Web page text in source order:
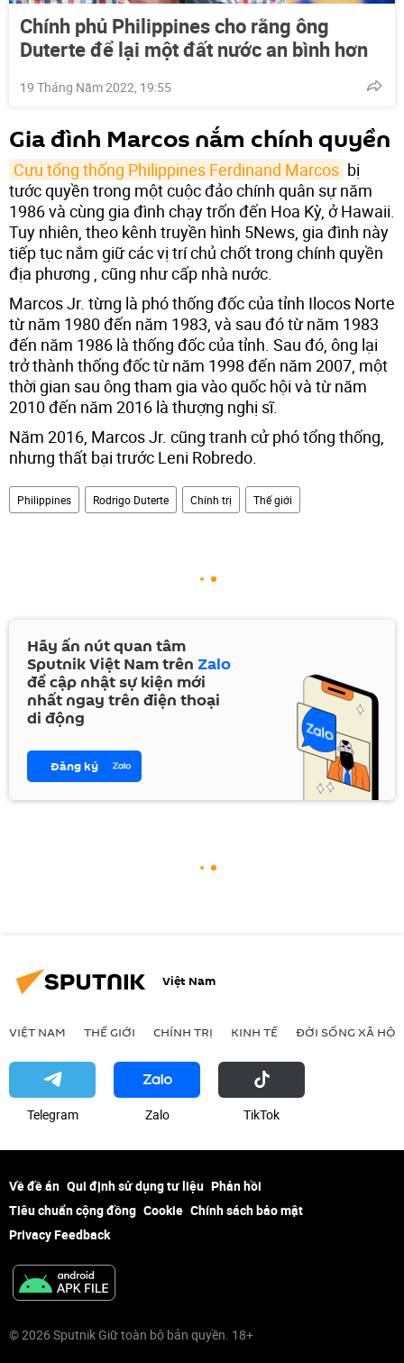
Chính phủ Philippines cho rằng ông
Duterte để lại một đất nước an bình hơn
19 Tháng Năm 2022, 19:55
Gia đình Marcos nắm chính quyền
Cựu tổng thống Philippines Ferdinand Marcos bị
tước quyền trong một cuộc đảo chính quân sự năm
1986 và cùng gia đình chạy trốn đến Hoa Kỳ, ở Hawaii.
Tuy nhiên, theo kênh truyền hình 5News, gia đình này
tiếp tục nắm giữ các vị trí chủ chốt trong chính quyền
địa phương , cũng như cấp nhà nước.
Marcos Jr. từng là phó thống đốc của tỉnh Ilocos Norte
từ năm 1980 đến năm 1983, và sau đó từ năm 1983
đến năm 1986 là thống đốc của tỉnh. Sau đó, ông lại
trở thành thống đốc từ năm 1998 đến năm 2007, một
thời gian sau ông tham gia vào quốc hội và từ năm
2010 đến năm 2016 là thượng nghị sĩ.
Năm 2016, Marcos Jr. cũng tranh cử phó tổng thống,
nhưng thất bại trước Leni Robredo.
Philippines Rodrigo Duterte Chính trị Thế giới
Hãy ấn nút quan tâm
Sputnik Việt Nam trên Zalo
để cập nhật sự kiện mới
nhất ngay trên điện thoại
di động
Đăng ký
Việt Nam
VIỆT NAM THẾ GIỚI CHÍNH TRỊ KINH TẾ ĐỜI SỐNG XÃ HỘI
Telegram Zalo ТikТоk
Về đề án Qui định sử dụng tư liệu Phản hồi
Tiêu chuẩn cộng đồng Cookie Chính sách bảo mật
Privacy Feedback
© 2026 Sputnik Giữ toàn bộ bản quyền. 18+